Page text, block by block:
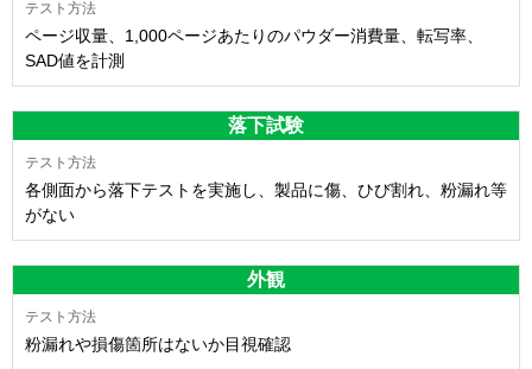
ページ収量、1,000ページあたりのパウダー消費量、転写率、
SAD値を計測
落下試験
各側面から落下テストを実施し、製品に傷、ひび割れ、粉漏れ等
がない
外観
粉漏れや損傷箇所はないか目視確認